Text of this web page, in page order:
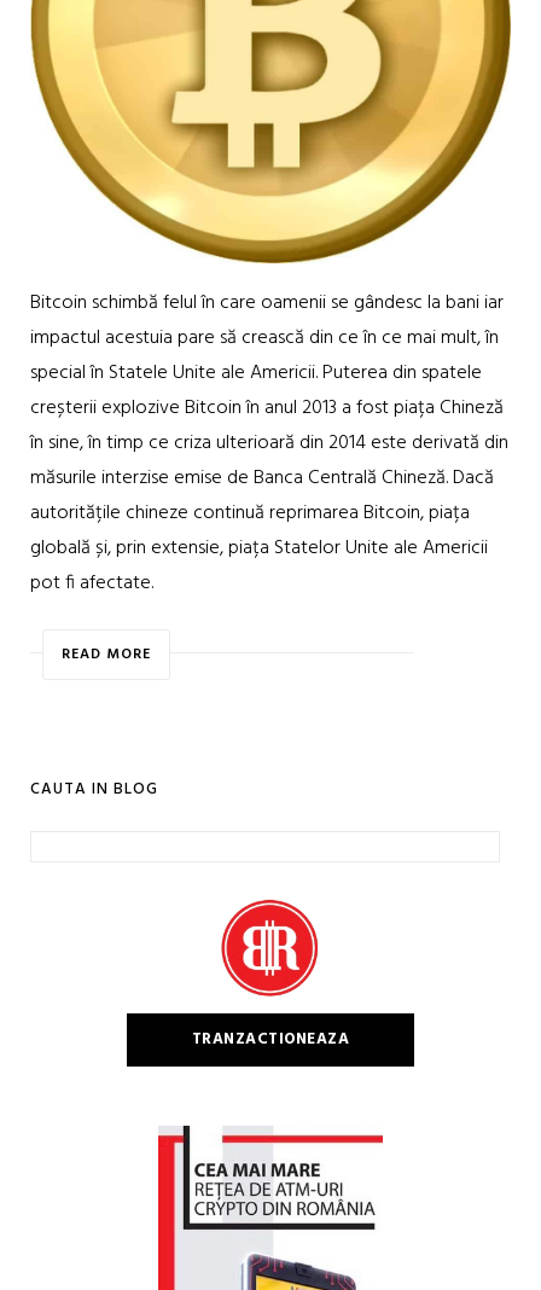
Bitcoin schimbă felul în care oamenii se gândesc la bani iar
impactul acestuia pare să crească din ce în ce mai mult, în
special în Statele Unite ale Americii. Puterea din spatele
creșterii explozive Bitcoin în anul 2013 a fost piața Chineză
în sine, în timp ce criza ulterioară din 2014 este derivată din
măsurile interzise emise de Banca Centrală Chineză. Dacă
autoritățile chineze continuă reprimarea Bitcoin, piața
globală și, prin extensie, piața Statelor Unite ale Americii
pot fi afectate.
READ MORE
CAUTA IN BLOG
TRANZACTIONEAZA